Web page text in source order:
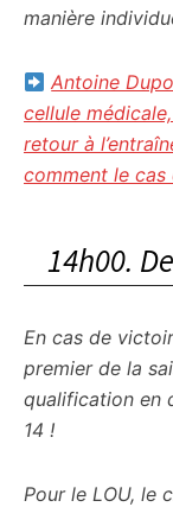
manière
Antoine
cellule
retour à
comment le cas
14h00.
En cas de
premier de la
qualification en
14 !
Pour le LOU, le